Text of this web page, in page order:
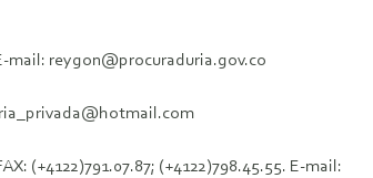
mail: reygon@procuraduria.gov.co
(+4122)791.07.87; (+4122)798.45.55. E-mail: